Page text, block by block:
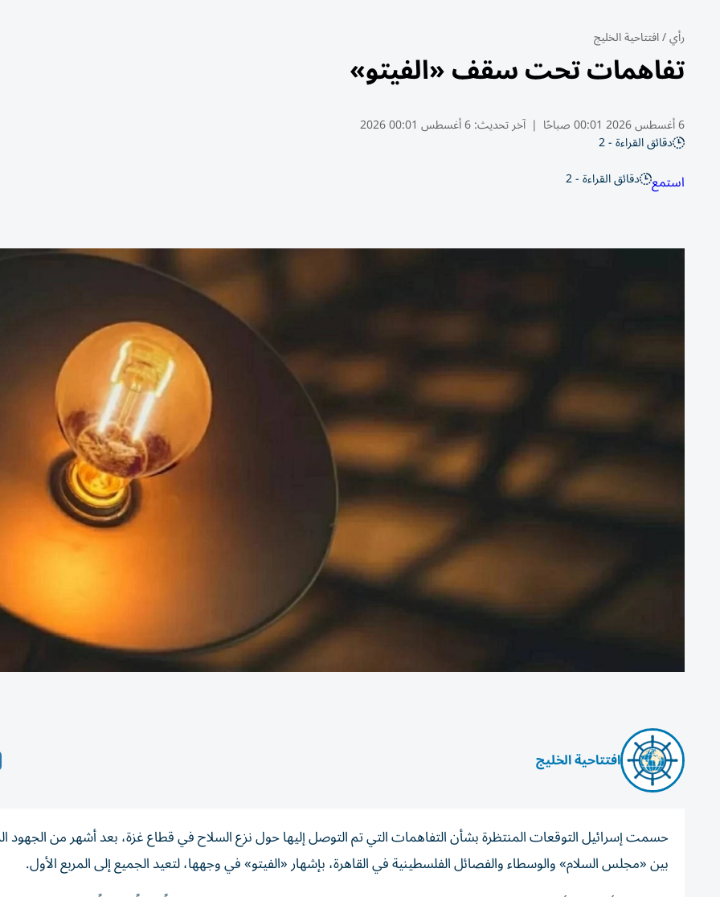
رأي/افتتاحية الخليج
تفاهمات تحت سقف «الفيتو»
6 أغسطس 2026 00:01 صباحًا | آخر تحديث:6 أغسطس 00:01 2026
دقائق القراءة - 2
استمع دقائق القراءة - 2
افتتاحية الخليج
حسمت إسرائيل التوقعات المنتظرة بشأن التفاهمات التي تم التوصل إليها حول نزع السلاح في قطاع غزة، بعد أشهر من الجهود
بين «مجلس السلام» والوسطاء والفصائل الفلسطينية في القاهرة، بإشهار «الفيتو» في وجهها، لتعيد الجميع إلى المربع الأول.